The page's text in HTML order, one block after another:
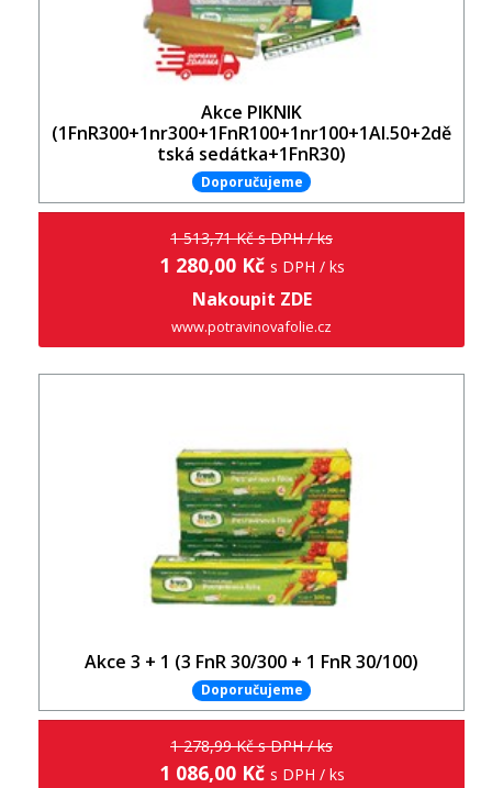
Akce PIKNIK
(1FnR300+1nr300+1FnR100+1nr100+1Al.50+2dě
tská sedátka+1FnR30)
Doporučujeme
1 513,71 Kč s DPH / ks
1 280,00 Kč s DPH / ks
Nakoupit ZDE
www.potravinovafolie.cz
Akce 3 + 1 (3 FnR 30/300 + 1 FnR 30/100)
Doporučujeme
1 278,99 Kč s DPH / ks
1 086,00 Kč s DPH / ks